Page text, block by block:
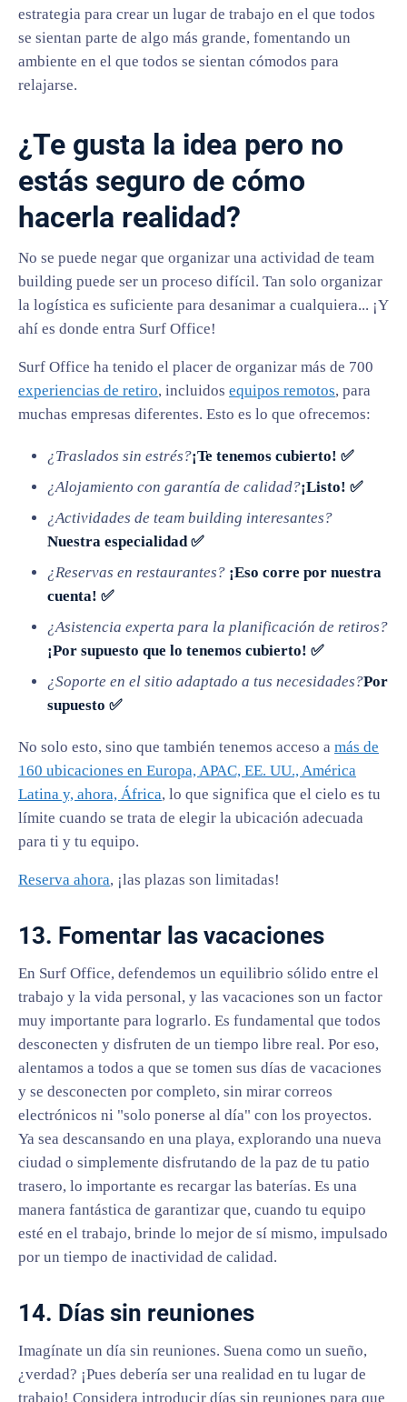
estrategia para crear un lugar de trabajo en el que todos
se sientan parte de algo más grande, fomentando un
ambiente en el que todos se sientan cómodos para
relajarse.
¿Te gusta la idea pero no
estás seguro de cómo
hacerla realidad?
No se puede negar que organizar una actividad de team
building puede ser un proceso difícil. Tan solo organizar
la logística es suficiente para desanimar a cualquiera... ¡Y
ahí es donde entra Surf Office!
Surf Office ha tenido el placer de organizar más de 700
experiencias de retiro, incluidos equipos remotos, para
muchas empresas diferentes. Esto es lo que ofrecemos:
¿Traslados sin estrés?¡Te tenemos cubierto! ✅
¿Alojamiento con garantía de calidad?¡Listo! ✅
¿Actividades de team building interesantes?
Nuestra especialidad ✅
¿Reservas en restaurantes? ¡Eso corre por nuestra
cuenta! ✅
¿Asistencia experta para la planificación de retiros?
¡Por supuesto que lo tenemos cubierto! ✅
¿Soporte en el sitio adaptado a tus necesidades?Por
supuesto ✅
No solo esto, sino que también tenemos acceso a más de
160 ubicaciones en Europa, APAC, EE. UU., América
Latina y, ahora, África, lo que significa que el cielo es tu
límite cuando se trata de elegir la ubicación adecuada
para ti y tu equipo.
Reserva ahora, ¡las plazas son limitadas!
13. Fomentar las vacaciones
En Surf Office, defendemos un equilibrio sólido entre el
trabajo y la vida personal, y las vacaciones son un factor
muy importante para lograrlo. Es fundamental que todos
desconecten y disfruten de un tiempo libre real. Por eso,
alentamos a todos a que se tomen sus días de vacaciones
y se desconecten por completo, sin mirar correos
electrónicos ni "solo ponerse al día" con los proyectos.
Ya sea descansando en una playa, explorando una nueva
ciudad o simplemente disfrutando de la paz de tu patio
trasero, lo importante es recargar las baterías. Es una
manera fantástica de garantizar que, cuando tu equipo
esté en el trabajo, brinde lo mejor de sí mismo, impulsado
por un tiempo de inactividad de calidad.
14. Días sin reuniones
Imagínate un día sin reuniones. Suena como un sueño,
¿verdad? ¡Pues debería ser una realidad en tu lugar de
trabajo! Considera introducir días sin reuniones para que